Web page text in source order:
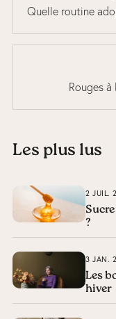
Quelle routine
Rouges
Les plus lus
2 JUIL.
?
3 JAN.
Les
hiver